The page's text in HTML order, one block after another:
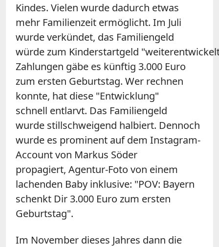
Kindes. Vielen wurde dadurch etwas
mehr Familienzeit ermöglicht. Im Juli
wurde verkündet, das Familiengeld
würde zum Kinderstartgeld
Zahlungen gäbe es künftig 3.000 Euro
zum ersten Geburtstag. Wer rechnen
konnte, hat diese "Entwicklung"
schnell entlarvt. Das Familiengeld
wurde stillschweigend halbiert. Dennoch
wurde es prominent auf dem Instagram-
Account von Markus Söder
propagiert, Agentur-Foto von einem
lachenden Baby inklusive: "POV: Bayern
schenkt Dir 3.000 Euro zum ersten
Geburtstag".
Im November dieses Jahres dann die